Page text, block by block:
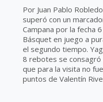
Por Juan Pablo
superó con un
Campana por la fecha
Básquet en juego a
el segundo tiempo.
8 rebotes se
que para la visita no
puntos de Valentín